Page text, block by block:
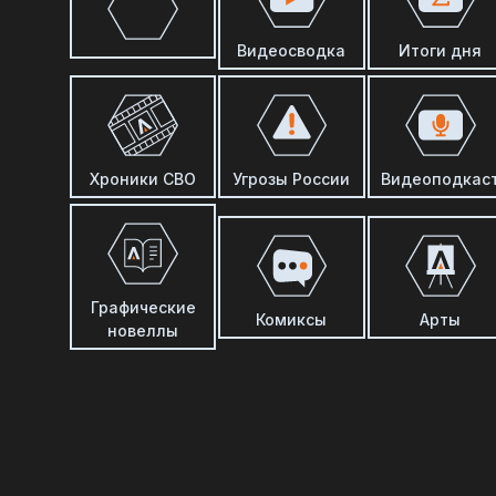
Видеосводка Итоги дня
Хроники СВО Угрозы России
Графические
новеллы
Комиксы Арты